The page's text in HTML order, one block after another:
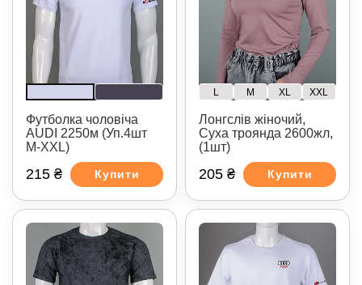
Футболка чоловіча
AUDI 2250м (Уп.4шт
M-XXL)
215 ₴ Купити
L M XL XXL
Лонгслів жіночий,
Суха троянда 2600жл,
(1шт)
205 ₴ Купити